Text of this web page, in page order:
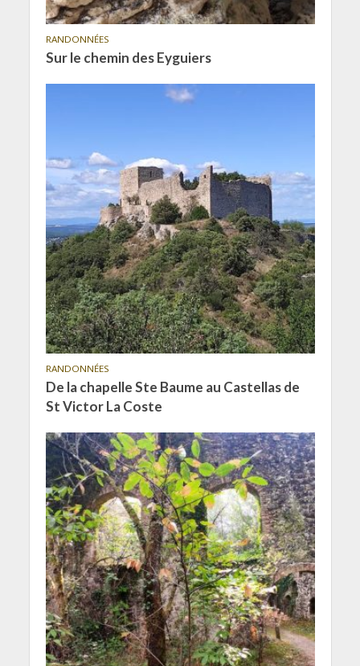
RANDONNÉES
Sur le chemin des Eyguiers
RANDONNÉES
De la chapelle Ste Baume au Castellas de
St Victor La Coste